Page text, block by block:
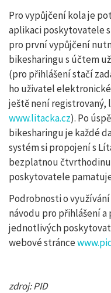
Pro vypůjčení kola je
aplikaci poskytovatele
pro první vypůjčení
bikesharingu s účtem
(pro přihlášení stačí
ho uživatel
ještě není registrovaný,
www.litacka.cz). Po
bikesharingu je každé
systém si propojení s
bezplatnou
poskytovatele
Podrobnosti o
návodu pro přihlášení
jednotlivých
webové stránce
zdroj: PID